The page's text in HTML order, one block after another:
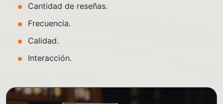
Cantidad de reseñas.
Frecuencia.
Calidad.
Interacción.